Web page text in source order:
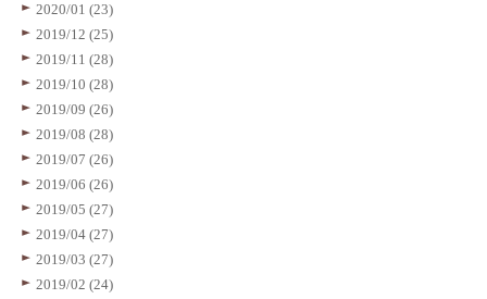
2020/01 (23)
2019/12 (25)
2019/11 (28)
2019/10 (28)
2019/09 (26)
2019/08 (28)
2019/07 (26)
2019/06 (26)
2019/05 (27)
2019/04 (27)
2019/03 (27)
2019/02 (24)